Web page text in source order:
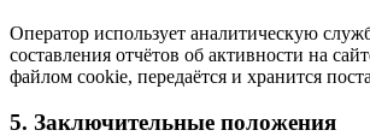
Оператор использует аналитическую
составления отчётов об активности на
файлом cookie, передаётся и хранится
5. Заключительные положения